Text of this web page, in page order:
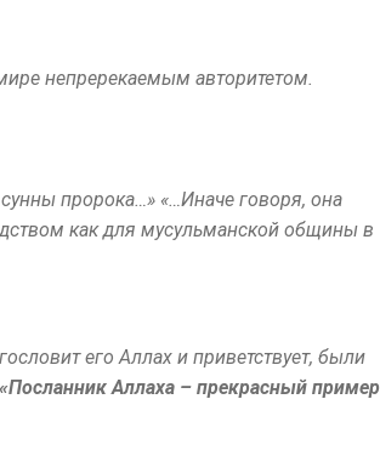
непререкаемым авторитетом.
пророка…» «…Иначе говоря, она
как для мусульманской общины в
его Аллах и приветствует, были
«Посланник Аллаха – прекрасный пример